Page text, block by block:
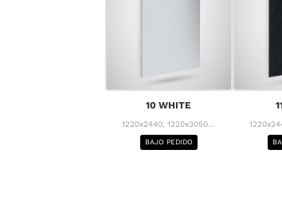
10 WHITE
1220x2440, 1220x3050...
BAJO PEDIDO